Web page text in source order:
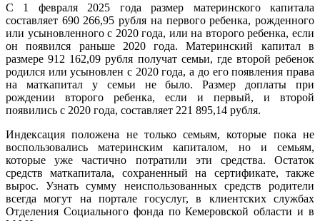
С 1 февраля 2025 года размер материнского капитала
составляет 690 266,95 рубля на первого ребенка, рожденного
или усыновленного с 2020 года, или на второго ребенка, если
он появился раньше 2020 года. Материнский капитал в
размере 912 162,09 рубля получат семьи, где второй ребенок
родился или усыновлен с 2020 года, а до его появления права
на маткапитал у семьи не было. Размер доплаты при
рождении второго ребенка, если и первый, и второй
появились с 2020 года, составляет 221 895,14 рубля.
Индексация положена не только семьям, которые пока не
воспользовались материнским капиталом, но и семьям,
которые уже частично потратили эти средства. Остаток
средств маткапитала, сохраненный на сертификате, также
вырос. Узнать сумму неиспользованных средств родители
всегда могут на портале госуслуг, в клиентских службах
Отделения Социального фонда по Кемеровской области и в